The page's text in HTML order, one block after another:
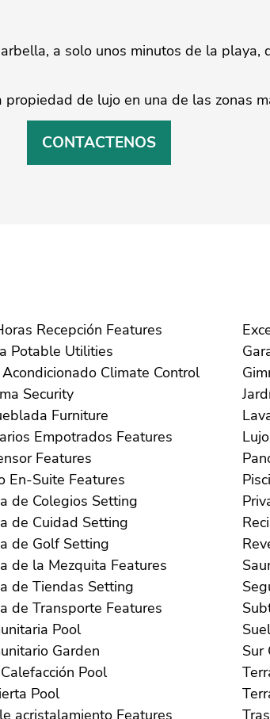
a solo unos ‌minutos ‌de ‌la ‌playa,
de lujo ‌en una de ‌las ‌zonas
CONTACTENOS
24 Horas Recepción Features
Agua Potable Utilities
Aire Acondicionado Climate Control
Alarma Security
Amueblada Furniture
Armarios Empotrados Features
Ascensor Features
Baño En-Suite Features
Cerca de Colegios Setting
Cerca de Cuidad Setting
Cerca de Golf Setting
Cerca de la Mezquita Features
Cerca de Tiendas Setting
Cerca de Transporte Features
Comunitaria Pool
Comunitario Garden
Con Calefacción Pool
Cubierta Pool
Doble acristalamiento Features